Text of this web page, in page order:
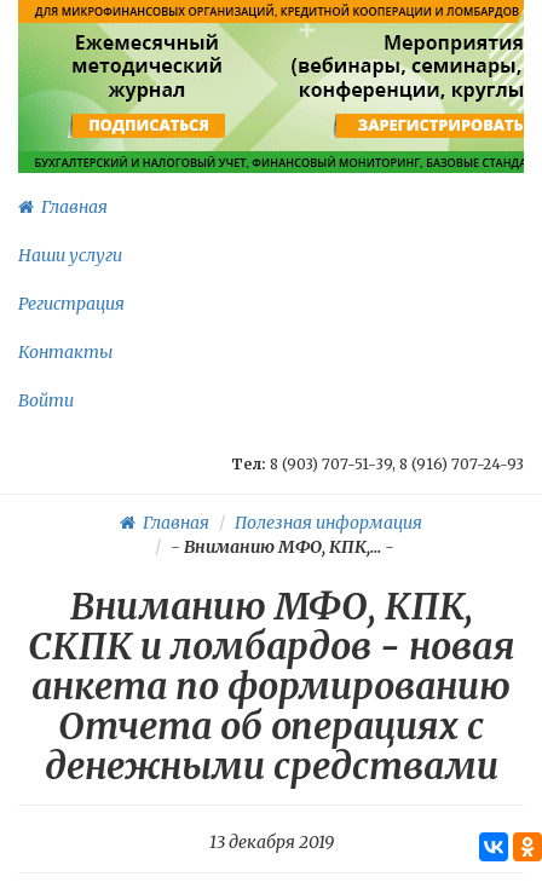
Главная
Наши услуги
Регистрация
Контакты
Войти
Тел: 8 (903) 707-51-39, 8 (916) 707-24-93
Главная
Полезная информация
- Вниманию МФО, КПК,...-
Вниманию МФО, КПК,
СКПК и ломбардов - новая
анкета по формированию
Отчета об операциях с
денежными средствами
13 декабря 2019